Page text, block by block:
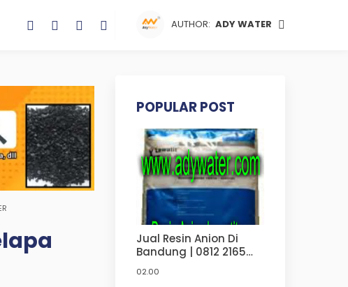
AUTHOR: ADY WATER
POPULAR POST
Jual Resin Anion Di
Bandung | 0812 2165
Dalam Bidang Parmasi
02.00